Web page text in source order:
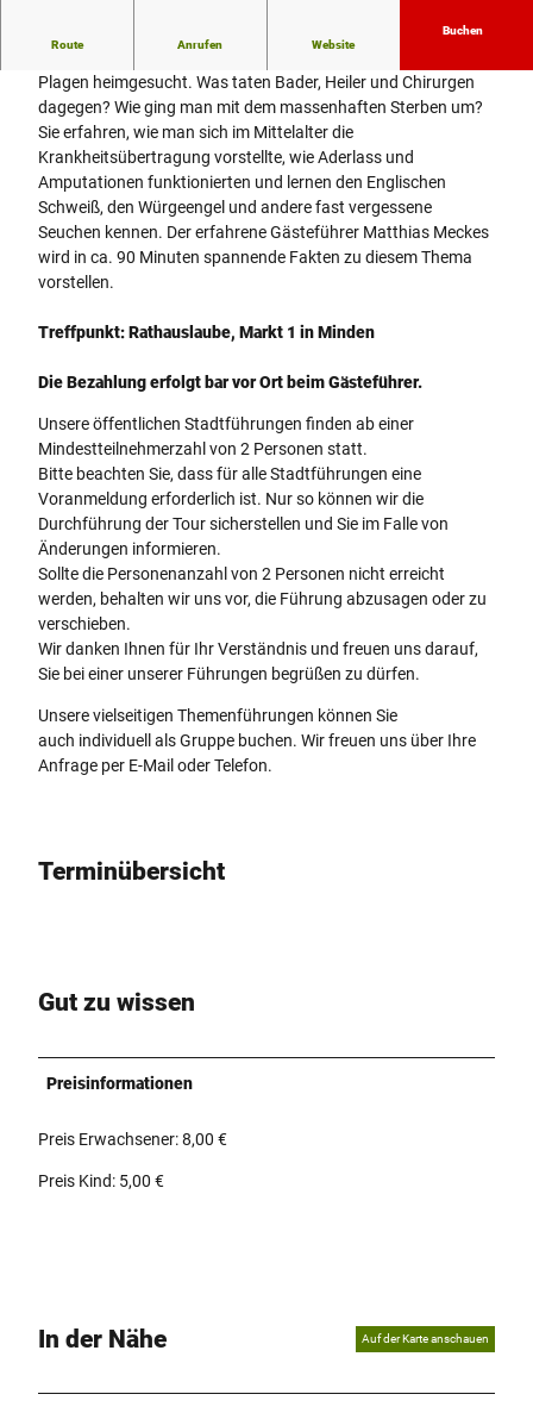
Route Anrufen Website
Buchen
Plagen heimgesucht. Was taten Bader, Heiler und Chirurgen
dagegen? Wie ging man mit dem massenhaften Sterben um?
Sie erfahren, wie man sich im Mittelalter die
Krankheitsübertragung vorstellte, wie Aderlass und
Amputationen funktionierten und lernen den Englischen
Schweiß, den Würgeengel und andere fast vergessene
Seuchen kennen. Der erfahrene Gästeführer Matthias Meckes
wird in ca. 90 Minuten spannende Fakten zu diesem Thema
vorstellen.
Treffpunkt: Rathauslaube, Markt 1 in Minden
Die Bezahlung erfolgt bar vor Ort beim Gästeführer.
Unsere öffentlichen Stadtführungen finden ab einer
Mindestteilnehmerzahl von 2 Personen statt.
Bitte beachten Sie, dass für alle Stadtführungen eine
Voranmeldung erforderlich ist. Nur so können wir die
Durchführung der Tour sicherstellen und Sie im Falle von
Änderungen informieren.
Sollte die Personenanzahl von 2 Personen nicht erreicht
werden, behalten wir uns vor, die Führung abzusagen oder zu
verschieben.
Wir danken Ihnen für Ihr Verständnis und freuen uns darauf,
Sie bei einer unserer Führungen begrüßen zu dürfen.
Unsere vielseitigen Themenführungen können Sie
auch individuell als Gruppe buchen. Wir freuen uns über Ihre
Anfrage per E-Mail oder Telefon.
Terminübersicht
Gut zu wissen
Preisinformationen
Preis Erwachsener: 8,00 €
Preis Kind: 5,00 €
In der Nähe Auf der Karte anschauen